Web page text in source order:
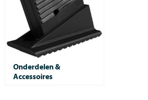
Onderdelen &
Accessoires